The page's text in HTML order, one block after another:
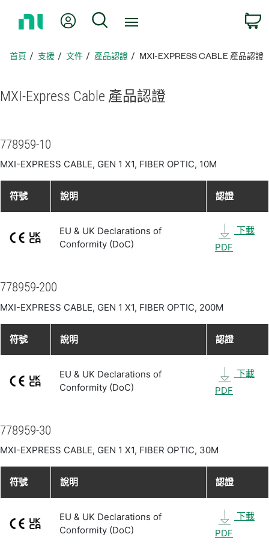
頁
我的帳號 搜尋
首頁 支援 文件 產品認證 MXI-EXPRESS CABLE 產品認證
MXI-Express Cable 產品認證
778959-10
MXI-EXPRESS CABLE, GEN 1 X1, FIBER OPTIC, 10M
符號 說明 認證
EU & UK Declarations of
Conformity (DoC)
下載
PDF
778959-200
MXI-EXPRESS CABLE, GEN 1 X1, FIBER OPTIC, 200M
符號 說明 認證
EU & UK Declarations of
Conformity (DoC)
下載
PDF
778959-30
MXI-EXPRESS CABLE, GEN 1 X1, FIBER OPTIC, 30M
符號 說明 認證
EU & UK Declarations of
Conformity (DoC)
下載
PDF